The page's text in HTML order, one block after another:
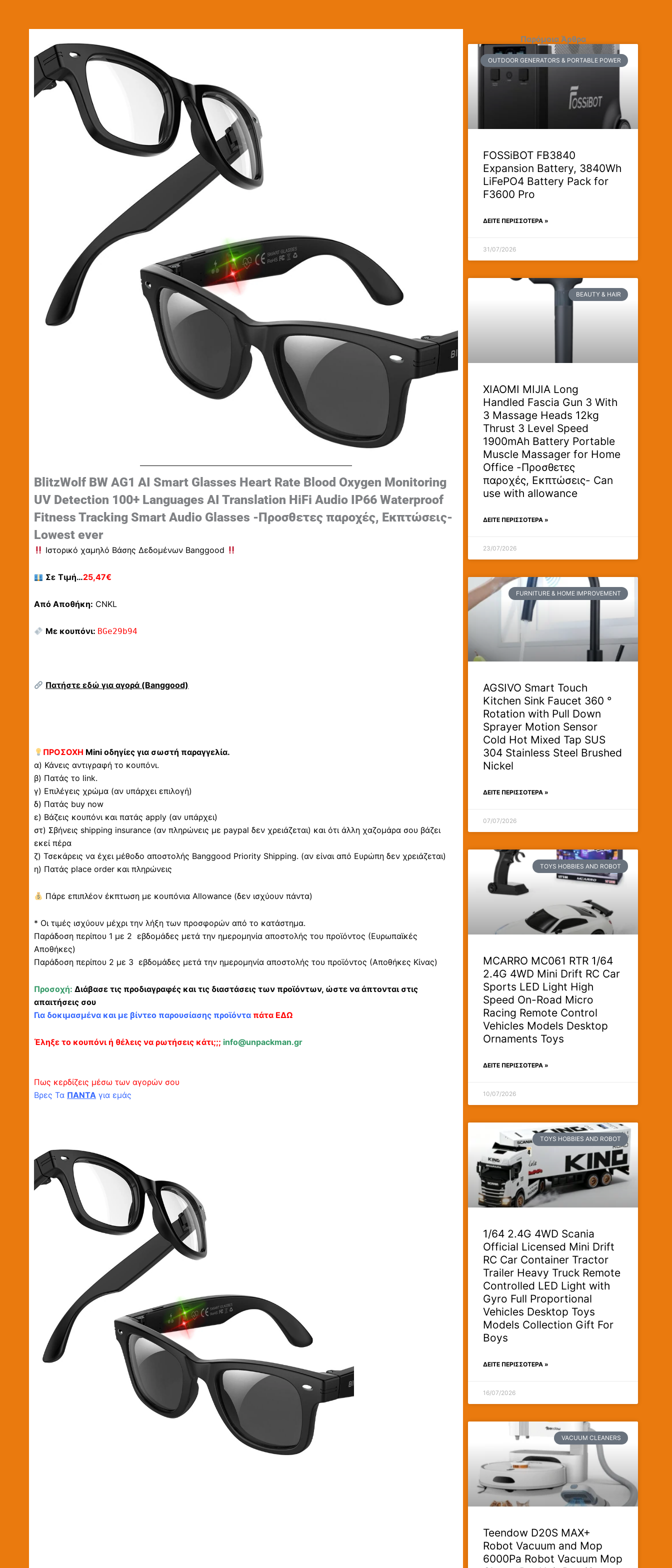
BlitzWolf BW AG1 AI Smart Glasses Heart Rate Blood Oxygen Monitoring
UV Detection 100+ Languages AI Translation HiFi Audio IP66 Waterproof
Fitness Tracking Smart Audio Glasses -Προσθετες παροχές, Εκπτώσεις-
Lowest ever
Ιστορικό χαμηλό Βάσης Δεδομένων Banggood
Σε Τιμή…25,47€
Από Αποθήκη: CNKL
Με κουπόνι: BGe29b94
Πατήστε εδώ για αγορά (Banggood)
ΠΡΟΣΟΧΗ Mini οδηγίες για σωστή παραγγελία.
α) Κάνεις αντιγραφή το κουπόνι.
β) Πατάς το link.
γ) Επιλέγεις χρώμα (αν υπάρχει επιλογή)
δ) Πατάς buy now
ε) Βάζεις κουπόνι και πατάς apply (αν υπάρχει)
στ) Σβήνεις shipping insurance (αν πληρώνεις με paypal δεν χρειάζεται) και ότι άλλη χαζομάρα σου βάζει
εκεί πέρα
ζ) Τσεκάρεις να έχει μέθοδο αποστολής Banggood Priority Shipping. (αν είναι από Ευρώπη δεν χρειάζεται)
η) Πατάς place order και πληρώνεις
Πάρε επιπλέον έκπτωση με κουπόνια Allowance (δεν ισχύουν πάντα)
* Οι τιμές ισχύουν μέχρι την λήξη των προσφορών από το κατάστημα.
Παράδοση περίπου 1 με 2 εβδομάδες μετά την ημερομηνία αποστολής του προϊόντος (Ευρωπαϊκές
Αποθήκες)
Παράδοση περίπου 2 με 3 εβδομάδες μετά την ημερομηνία αποστολής του προϊόντος (Αποθήκες Κίνας)
Προσοχή: Διάβασε τις προδιαγραφές και τις διαστάσεις των προϊόντων, ώστε να άπτονται στις
απαιτήσεις σου
Για δοκιμασμένα και με βίντεο παρουσίασης προϊόντα πάτα ΕΔΩ
Έληξε το κουπόνι ή θέλεις να ρωτήσεις κάτι;;; info@unpackman.gr
Πως κερδίζεις μέσω των αγορών σου
Βρες Τα ΠΑΝΤΑ για εμάς
Παρόμοια Άρθρα
OUTDOOR GENERATORS & PORTABLE POWER
FOSSiBOT FB3840
Expansion Battery, 3840Wh
LiFePO4 Battery Pack for
F3600 Pro
ΔΕΊΤΕ ΠΕΡΙΣΣΟΤΕΡΑ »
31/07/2026
BEAUTY & HAIR
XIAOMI MIJIA Long
Handled Fascia Gun 3 With
3 Massage Heads 12kg
Thrust 3 Level Speed
1900mAh Battery Portable
Muscle Massager for Home
Office -Προσθετες
παροχές, Εκπτώσεις- Can
use with allowance
ΔΕΊΤΕ ΠΕΡΙΣΣΟΤΕΡΑ »
23/07/2026
FURNITURE & HOME IMPROVEMENT
AGSIVO Smart Touch
Kitchen Sink Faucet 360 °
Rotation with Pull Down
Sprayer Motion Sensor
Cold Hot Mixed Tap SUS
304 Stainless Steel Brushed
Nickel
ΔΕΊΤΕ ΠΕΡΙΣΣΟΤΕΡΑ »
07/07/2026
TOYS HOBBIES AND ROBOT
MCARRO MC061 RTR 1/64
2.4G 4WD Mini Drift RC Car
Sports LED Light High
Speed On-Road Micro
Racing Remote Control
Vehicles Models Desktop
Ornaments Toys
ΔΕΊΤΕ ΠΕΡΙΣΣΟΤΕΡΑ »
10/07/2026
TOYS HOBBIES AND ROBOT
1/64 2.4G 4WD Scania
Official Licensed Mini Drift
RC Car Container Tractor
Trailer Heavy Truck Remote
Controlled LED Light with
Gyro Full Proportional
Vehicles Desktop Toys
Models Collection Gift For
Boys
ΔΕΊΤΕ ΠΕΡΙΣΣΟΤΕΡΑ »
16/07/2026
VACUUM CLEANERS
Teendow D20S MAX+
Robot Vacuum and Mop
6000Pa Robot Vacuum Mop